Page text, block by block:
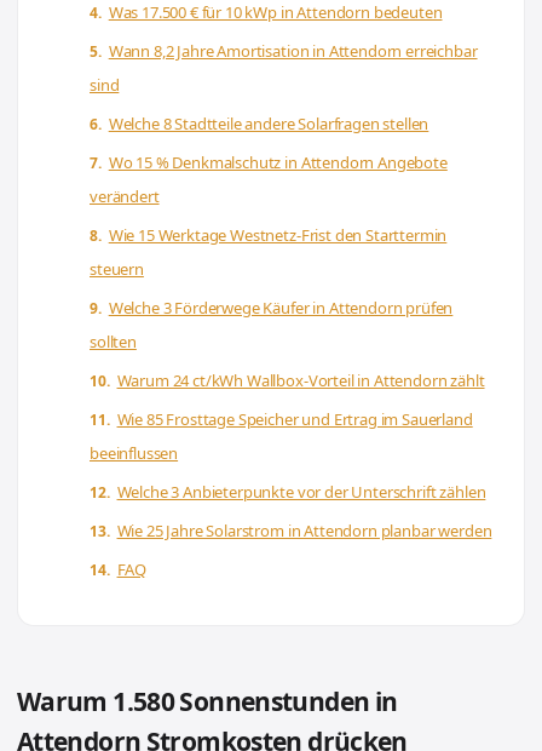
Was 17.500 € für 10 kWp in Attendorn bedeuten
Wann 8,2 Jahre Amortisation in Attendorn erreichbar
sind
Welche 8 Stadtteile andere Solarfragen stellen
Wo 15 % Denkmalschutz in Attendorn Angebote
verändert
Wie 15 Werktage Westnetz-Frist den Starttermin
steuern
Welche 3 Förderwege Käufer in Attendorn prüfen
sollten
Warum 24 ct/kWh Wallbox-Vorteil in Attendorn zählt
Wie 85 Frosttage Speicher und Ertrag im Sauerland
beeinflussen
Welche 3 Anbieterpunkte vor der Unterschrift zählen
Wie 25 Jahre Solarstrom in Attendorn planbar werden
FAQ
Warum 1.580 Sonnenstunden in
Attendorn Stromkosten drücken